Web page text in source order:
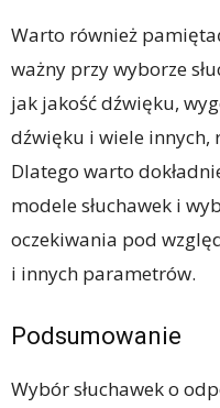
Warto również
ważny przy wyborze
jak jakość dźwięku,
dźwięku i wiele innych,
Dlatego warto
modele słuchawek i
oczekiwania pod
i innych parametrów.
Podsumowanie
Wybór słuchawek o